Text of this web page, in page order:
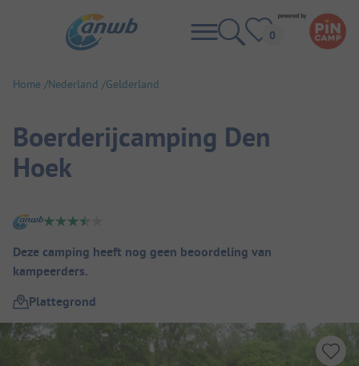
Home Nederland Gelderland
Boerderijcamping Den
Hoek
Camping overzicht
Deze camping heeft nog geen beoordeling van
kampeerders.
Plattegrond